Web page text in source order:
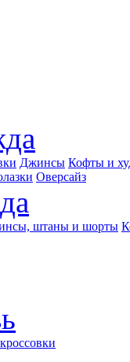
Джинсы Кофты и
Оверсайз
штаны и шорты